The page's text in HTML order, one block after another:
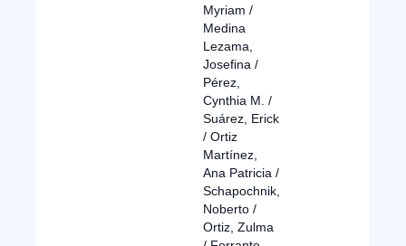
Myriam /
Medina
Lezama,
Josefina /
Pérez,
Cynthia M. /
Suárez, Erick
/ Ortiz
Martínez,
Ana Patricia /
Schapochnik,
Noberto /
Ortiz, Zulma